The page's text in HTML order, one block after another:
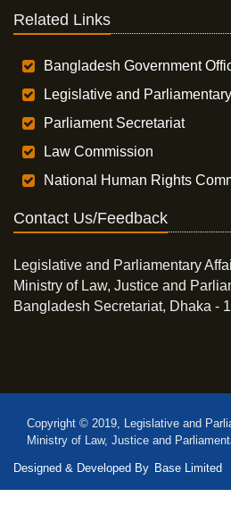
Related Links
Bangladesh Government
Legislative and
Parliament Secretariat
Law Commission
National Human Rights
Contact Us/Feedback
Legislative and Parliamentary
Ministry of Law, Justice and
Bangladesh Secretariat, Dhaka -
Copyright © 2019, Legislative and
Ministry of Law, Justice and
Designed & Developed By Base Limited